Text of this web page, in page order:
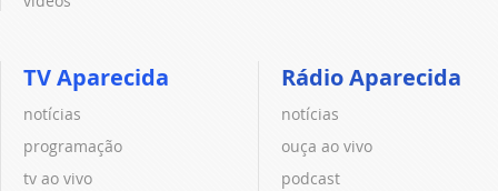
TV Aparecida
notícias
programação
tv ao vivo
Rádio Aparecida
notícias
ouça ao vivo
podcast